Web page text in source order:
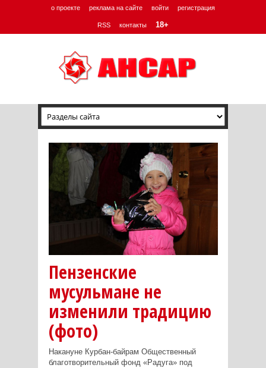
о проекте реклама на сайте войти регистрация
RSS контакты 18+
Пензенские
мусульмане не
изменили традицию
(фото)
Накануне Курбан-байрам Общественный
благотворительный фонд «Радуга» под